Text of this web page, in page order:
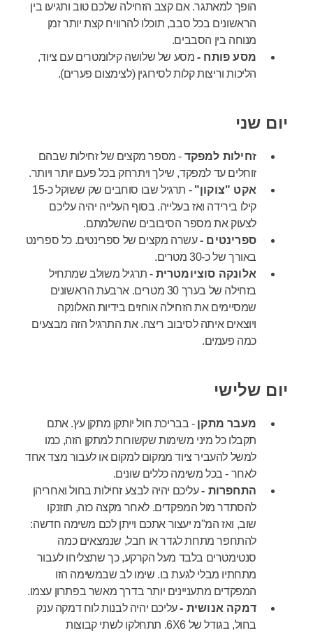
הופך למאתגר. אם קצב הזחילה שלכם טוב ותגיעו בין
הראשונים בכל סבב, תוכלו להרוויח קצת יותר זמן
מנוחה בין הסבבים.
מסע פותח - מסע של שלושה קילומטרים עם ציוד,
הליכות וריצות קלות לסירוגין (לצימצום פערים).
יום שני
זחילות למפקד - מספר מקצים של זחילות שבהם
זוחלים עד למפקד, שילך ויתרחק בכל פעם יותר ויותר.
אקט "צוקון"
- תרגיל שבו סוחבים שק ששוקל כ-15
קילו בירידה ואז בעלייה. בסוף העלייה יהיה עליכם
לצעוק את מספר הסיבובים שהשלמתם.
ספרינטים -עשרה מקצים של ספרינטים. כל ספרינט
באורך של כ-30 מטרים.
אלונקה סוציומטרית - תרגיל משולב שמתחיל
בזחילה של בערך 30 מטרים. ארבעת הראשונים
שמסיימים את הזחילה אוחזים בידיות האלונקה
ויוצאים איתה לסיבוב ריצה. את התרגיל הזה מבצעים
כמה פעמים.
יום שלישי
מעבר מתקן - בבריכת חול יותקן מתקן עץ. אתם
תקבלו כל מיני משימות שקשורות למתקן הזה, כמו
למשל להעביר ציוד ממקום למקום או לעבור מצד אחד
לאחר - בכל משימה כללים שונים.
התחפרות -עליכם יהיה לבצע זחילות בחול ואחריהן
להסתדר מול המפקדים. לאחר מקצה כזה, תוזנקו
שוב, ואז המ"מ יעצור אתכם וייתן לכם משימה חדשה:
להתחפר מתחת לגדר או חבל, שנמצאים כמה
סנטימטרים בלבד מעל הקרקע, כך שתצליחו לעבור
מתחתיו מבלי לגעת בו. שימו לב שבמשימה הזו
המפקדים מתעניינים יותר בדרך מאשר בפתרון עצמו.
דמקה אנושית -עליכם יהיה לבנות לוח דמקה ענק
בחול, בגודל של 6X6. תתחלקו לשתי קבוצות